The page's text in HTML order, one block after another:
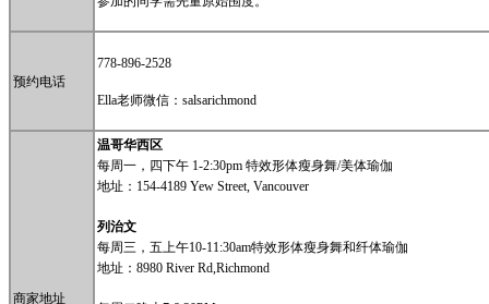
预约电话
778-896-2528
Ella老师微信：salsarichmond
商家地址
温哥华西区
每周一，四下午 1-2:30pm 特效形体瘦身舞/美体瑜伽
地址：154-4189 Yew Street, Vancouver
列治文
每周三，五上午10-11:30am特效形体瘦身舞和纤体瑜伽
地址：8980 River Rd,Richmond